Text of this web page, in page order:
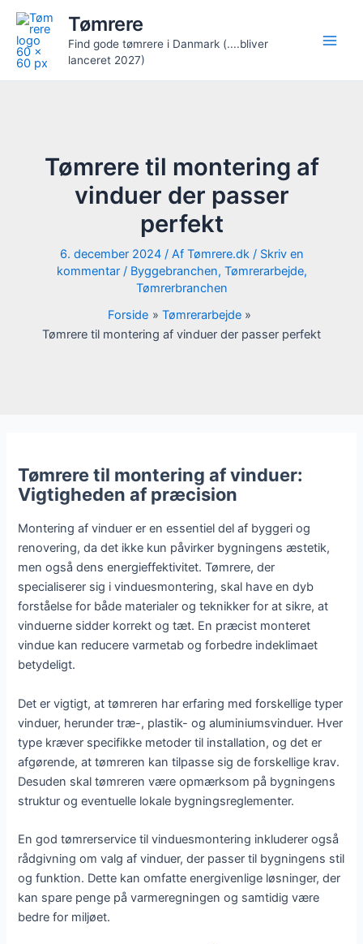
indholdet
Tømrere
Find gode tømrere i Danmark (....bliver
lanceret 2027)
Tømrere til montering af
vinduer der passer
perfekt
6. december 2024 / Af Tømrere.dk / Skriv en
kommentar / Byggebranchen, Tømrerarbejde,
Tømrerbranchen
Forside
Tømrerarbejde
Tømrere til montering af vinduer der passer perfekt
Tømrere til montering af vinduer:
Vigtigheden af præcision
Montering af vinduer er en essentiel del af byggeri og
renovering, da det ikke kun påvirker bygningens æstetik,
men også dens energieffektivitet. Tømrere, der
specialiserer sig i vinduesmontering, skal have en dyb
forståelse for både materialer og teknikker for at sikre, at
vinduerne sidder korrekt og tæt. En præcist monteret
vindue kan reducere varmetab og forbedre indeklimaet
betydeligt.
Det er vigtigt, at tømreren har erfaring med forskellige typer
vinduer, herunder træ-, plastik- og aluminiumsvinduer. Hver
type kræver specifikke metoder til installation, og det er
afgørende, at tømreren kan tilpasse sig de forskellige krav.
Desuden skal tømreren være opmærksom på bygningens
struktur og eventuelle lokale bygningsreglementer.
En god tømrerservice til vinduesmontering inkluderer også
rådgivning om valg af vinduer, der passer til bygningens stil
og funktion. Dette kan omfatte energivenlige løsninger, der
kan spare penge på varmeregningen og samtidig være
bedre for miljøet.